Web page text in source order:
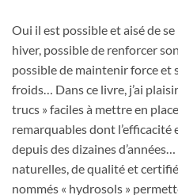
Oui il est possible et aisé de
hiver, possible de renforcer
possible de maintenir force et
froids… Dans ce livre, j’ai
trucs » faciles à mettre en
remarquables dont
depuis des dizaines
naturelles, de qualité et
nommés « hydrosols »